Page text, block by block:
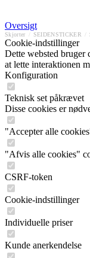
Oversigt
Skjorter SEIDENSTICKER
Cookie-indstillinger
Dette websted bruger
at lette interaktionen
Konfiguration
Teknisk set påkrævet
Disse cookies er
"Accepter alle
"Afvis alle cookies"
CSRF-token
Cookie-indstillinger
Individuelle priser
Kunde anerkendelse